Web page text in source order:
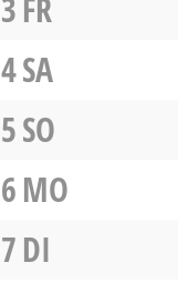
3 FR
4SA
5SO
6MO
7DI